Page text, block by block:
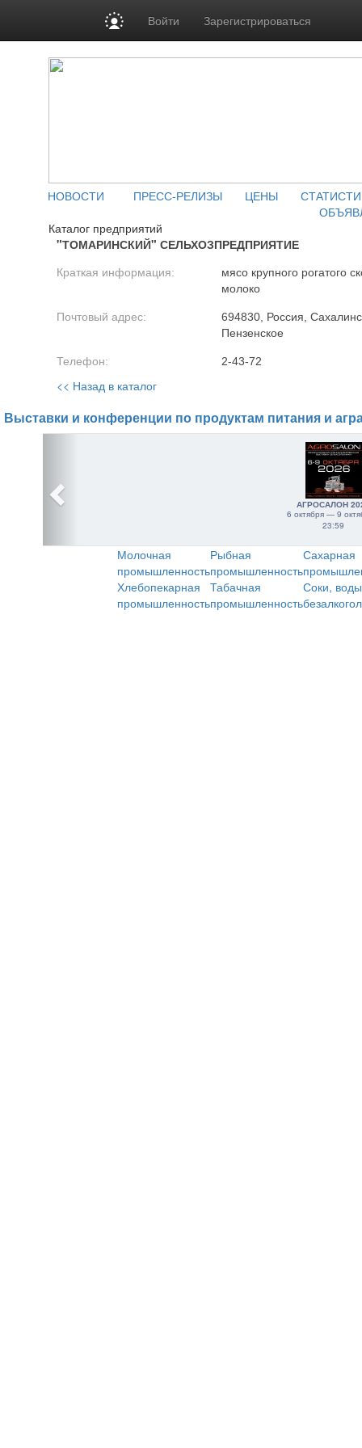
Войти Зарегистрироваться
НОВОСТИ ПРЕСС-РЕЛИЗЫ ЦЕНЫ
Каталог предприятий
"ТОМАРИНСКИЙ" СЕЛЬХОЗПРЕДПРИЯТИЕ
Краткая информация:
мясо крупного рогатого
молоко
Почтовый адрес:
694830, Россия,
Пензенское
Телефон: 2-43-72
<< Назад в каталог
Выставки и конференции по продуктам питания и
АГРОСАЛОН
6 октября — 9
23:59
Молочная
промышленность
Рыбная
промышленность
Сахарная
Хлебопекарная
промышленность
Табачная
промышленность
Соки,